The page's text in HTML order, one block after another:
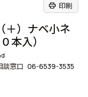
print 印刷
）ナベ小ネ
本入）
談窓口 06-6539-3535